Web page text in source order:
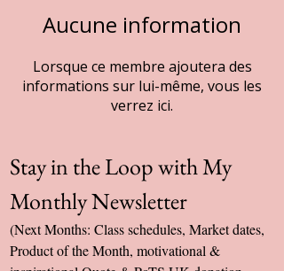
Aucune information
Lorsque ce membre ajoutera des
informations sur lui-même, vous les
verrez ici.
Stay in the Loop with My
Monthly Newsletter
(Next Months: Class schedules, Market dates,
Product of the Month, motivational &